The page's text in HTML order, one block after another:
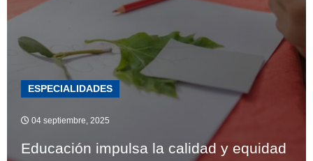
ESPECIALIDADES
04 septiembre, 2025
Educación impulsa la calidad y equidad